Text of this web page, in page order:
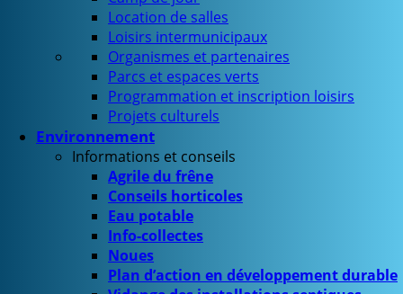
Location de salles
Loisirs intermunicipaux
Organismes et partenaires
Parcs et espaces verts
Programmation et inscription loisirs
Projets culturels
Environnement
Informations et conseils
Agrile du frêne
Conseils horticoles
Eau potable
Info-collectes
Noues
Plan d’action en développement durable